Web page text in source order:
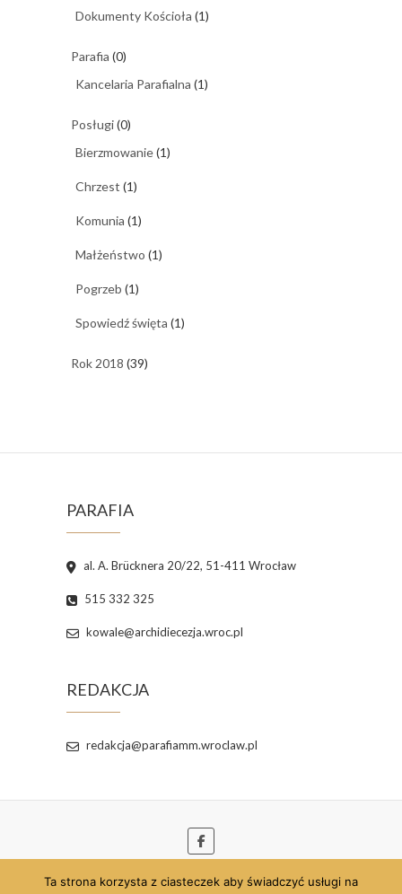
Dokumenty Kościoła (1)
Parafia (0)
Kancelaria Parafialna (1)
Posługi(0)
Bierzmowanie(1)
Chrzest (1)
Komunia (1)
Małżeństwo (1)
Pogrzeb (1)
Spowiedź święta (1)
Rok 2018 (39)
PARAFIA
al. A. Brücknera 20/22, 51-411 Wrocław
515 332 325
kowale@archidiecezja.wroc.pl
REDAKCJA
redakcja@parafiamm.wroclaw.pl
Ta strona korzysta z ciasteczek aby świadczyć usługi na